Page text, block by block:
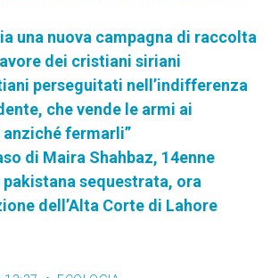
una nuova campagna di raccolta
dei cristiani siriani
perseguitati nell’indifferenza
che vende le armi ai
fermarli”
di Maira Shahbaz, 14enne
sequestrata, ora
dell’Alta Corte di Lahore